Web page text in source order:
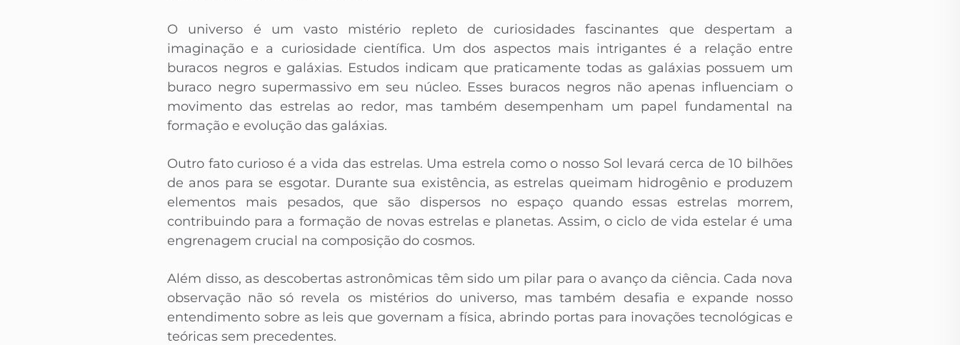
O universo é um vasto mistério repleto de curiosidades fascinantes que despertam a
imaginação e a curiosidade científica. Um dos aspectos mais intrigantes é a relação entre
buracos negros e galáxias. Estudos indicam que praticamente todas as galáxias possuem um
buraco negro supermassivo em seu núcleo. Esses buracos negros não apenas influenciam o
movimento das estrelas ao redor, mas também desempenham um papel fundamental na
formação e evolução das galáxias.
Outro fato curioso é a vida das estrelas. Uma estrela como o nosso Sol levará cerca de 10 bilhões
de anos para se esgotar. Durante sua existência, as estrelas queimam hidrogênio e produzem
elementos mais pesados, que são dispersos no espaço quando essas estrelas morrem,
contribuindo para a formação de novas estrelas e planetas. Assim, o ciclo de vida estelar é uma
engrenagem crucial na composição do cosmos.
Além disso, as descobertas astronômicas têm sido um pilar para o avanço da ciência. Cada nova
observação não só revela os mistérios do universo, mas também desafia e expande nosso
entendimento sobre as leis que governam a física, abrindo portas para inovações tecnológicas e
teóricas sem precedentes.